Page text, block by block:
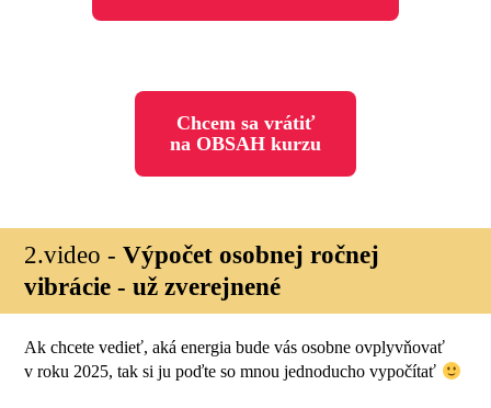
Chcem sa vrátiť
na OBSAH kurzu
2.video -Výpočet osobnej ročnej
vibrácie - už zverejnené
Ak chcete vedieť, aká energia bude vás osobne ovplyvňovať
v roku 2025, tak si ju poďte so mnou jednoducho vypočítať